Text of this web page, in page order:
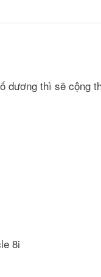
dương thì sẽ cộng
8i